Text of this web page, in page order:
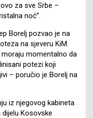
za sve Srbe –
noć”.
Borelj pozvao je na
na sjeveru KiM.
momentalno da
potezi koji
– poručio je Borelj na
iz njegovog kabineta
Kosovske